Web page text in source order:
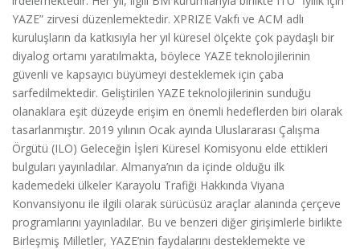
YAZE” zirvesi düzenlemektedir. XPRIZE Vakfı ve ACM adlı
kuruluşların da katkısıyla her yıl küresel ölçekte çok paydaşlı bir
diyalog ortamı yaratılmakta, böylece YAZE teknolojilerinin
güvenli ve kapsayıcı büyümeyi desteklemek için çaba
sarfedilmektedir. Geliştirilen YAZE teknolojilerinin sunduğu
olanaklara eşit düzeyde erişim en önemli hedeflerden biri olarak
tasarlanmıştır. 2019 yılının Ocak ayında Uluslararası Çalışma
Örgütü (ILO) Geleceğin İşleri Küresel Komisyonu elde ettikleri
bulguları yayınladılar. Almanya’nın da içinde olduğu ilk
kademedeki ülkeler Karayolu Trafiği Hakkında Viyana
Konvansiyonu ile ilgili olarak sürücüsüz araçlar alanında çerçeve
programlarını yayınladılar. Bu ve benzeri diğer girişimlerle birlikte
Birleşmiş Milletler, YAZE’nin faydalarını desteklemekte ve